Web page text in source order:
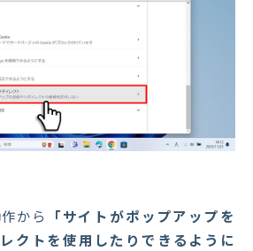
から
「サイトがポップアップを
クトを使用したりできるように